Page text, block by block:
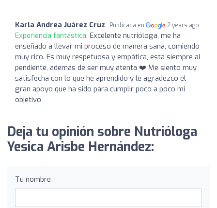
Karla Andrea Juárez Cruz Publicada en 2 years ago
Experiencia fantástica: Excelente nutrióloga, me ha
enseñado a llevar mi proceso de manera sana, comiendo
muy rico. Es muy respetuosa y empática, está siempre al
pendiente, además de ser muy atenta ❤️ Me siento muy
satisfecha con lo que he aprendido y le agradezco el
gran apoyo que ha sido para cumplir poco a poco mi
objetivo
Deja tu opinión sobre Nutrióloga
Yesica Arisbe Hernández:
Tu nombre